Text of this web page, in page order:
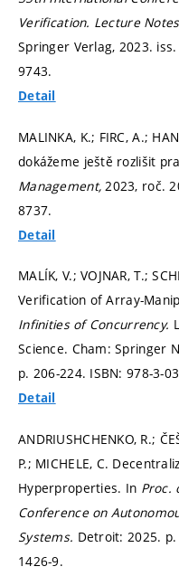
Verification. Lecture
Springer Verlag, 2023.
9743.
Detail
MALINKA, K.; FIRC, A.;
dokážeme ještě rozlišit
Management, 2023, roč.
8737.
Detail
MALÍK, V.; VOJNAR, T.;
Verification of Array-
Infinities of Concurrency.
Science. Cham: Springer
p. 206-224. ISBN: 978-3-
Detail
ANDRIUSHCHENKO, R.;
P.; MICHELE, C.
Hyperproperties. In Proc.
Conference on
Systems. Detroit: 2025.
1426-9.